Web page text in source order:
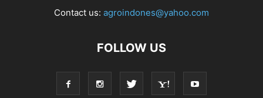
Contact us: agroindones@yahoo.com
FOLLOW US